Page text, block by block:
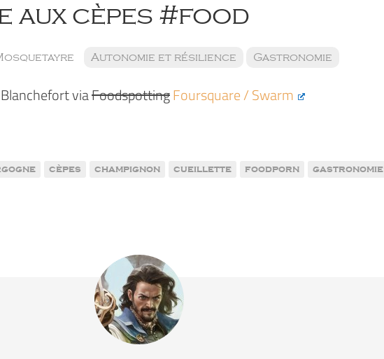
aux cèpes #food
Autonomie et résilience Gastronomie
viaFoodspottingFoursquare / Swarm
cèpes champignon cueillette foodporn gastronomie